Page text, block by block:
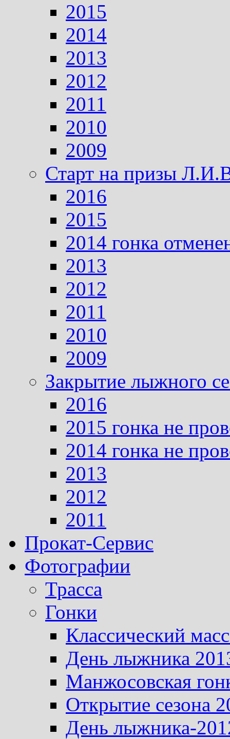
2015
2014
2013
2012
2011
2010
2009
Старт на призы
2016
2015
2014 гонка
2013
2012
2011
2010
2009
Закрытие лыжного
2016
2015 гонка не
2014 гонка не
2013
2012
2011
Прокат-Сервис
Фотографии
Трасса
Гонки
Классический
День лыжника
Манжосовская
Открытие сезона
День лыжника-